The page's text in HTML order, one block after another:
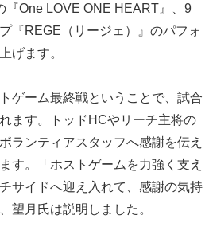
『One LOVE ONE HEART』、9
『REGE（リージェ）』のパフォ
げます。
ゲーム最終戦ということで、試合
ます。トッドHCやリーチ主将の
ランティアスタッフへ感謝を伝え
す。「ホストゲームを力強く支え
サイドへ迎え入れて、感謝の気持
望月氏は説明しました。